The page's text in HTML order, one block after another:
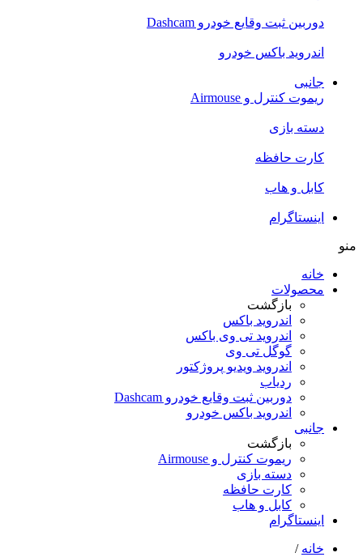
دوربین ثبت وقایع خودرو Dashcam
اندروید باکس خودرو
جانبی
ریموت کنترل و Airmouse
دسته بازی
کارت حافظه
کابل و هاب
اینستاگرام
منو
خانه
محصولات
بازگشت
اندروید باکس
اندروید تی‌ وی باکس
گوگل تی وی
اندروید ویدیو پروژکتور
ردیاب
دوربین ثبت وقایع خودرو Dashcam
اندروید باکس خودرو
جانبی
بازگشت
ریموت کنترل و Airmouse
دسته بازی
کارت حافظه
کابل و هاب
اینستاگرام
خانه /